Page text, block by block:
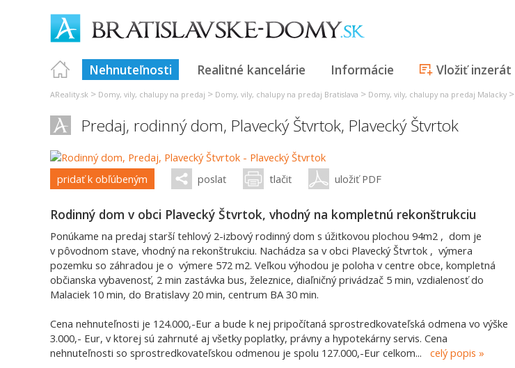
Nehnuteľnosti Realitné kancelárie Informácie Vložiť inzerát
AReality.sk > Domy, vily, chalupy na predaj > Domy, vily, chalupy na predaj Bratislava > Domy, vily, chalupy na predaj Malacky >
Predaj, rodinný dom, Plavecký Štvrtok, Plavecký Štvrtok
pridať k obľúbeným poslať tlačiť uložiť PDF
Rodinný dom v obci Plavecký Štvrtok, vhodný na kompletnú rekonštrukciu
Ponúkame na predaj starší tehlový 2-izbový rodinný dom s úžitkovou plochou 94m2 , dom je
v pôvodnom stave, vhodný na rekonštrukciu. Nachádza sa v obci Plavecký Štvrtok , výmera
pozemku so záhradou je o výmere 572 m2. Veľkou výhodou je poloha v centre obce, kompletná
občianska vybavenosť, 2 min zastávka bus, železnice, diaľničný privádzač 5 min, vzdialenosť do
Malaciek 10 min, do Bratislavy 20 min, centrum BA 30 min.
Cena nehnuteľnosti je 124.000,-Eur a bude k nej pripočítaná sprostredkovateľská odmena vo výške
3.000,- Eur, v ktorej sú zahrnuté aj všetky poplatky, právny a hypotekárny servis. Cena
nehnuteľnosti so sprostredkovateľskou odmenou je spolu 127.000,-Eur celkom... celý popis